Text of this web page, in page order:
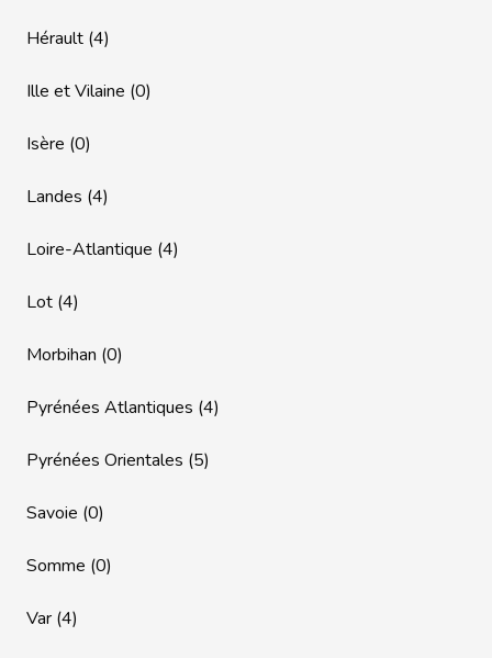
Hérault (4)
Ille et Vilaine (0)
Isère (0)
Landes (4)
Loire-Atlantique (4)
Lot (4)
Morbihan (0)
Pyrénées Atlantiques (4)
Pyrénées Orientales (5)
Savoie (0)
Somme (0)
Var (4)